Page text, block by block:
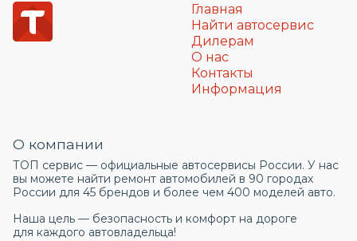
Главная
Найти автосервис
Дилерам
О нас
Контакты
Информация
О компании
ТОП сервис — официальные автосервисы России. У нас
вы можете найти ремонт автомобилей в 90 городах
России для 45 брендов и более чем 400 моделей авто.
Наша цель — безопасность и комфорт на дороге
для каждого автовладельца!